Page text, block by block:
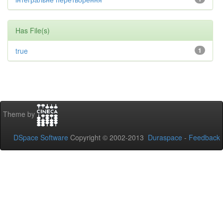
Has File(s)
1
true
Theme by
DSpace Software Copyright © 2002-2013 Duraspace - Feedback